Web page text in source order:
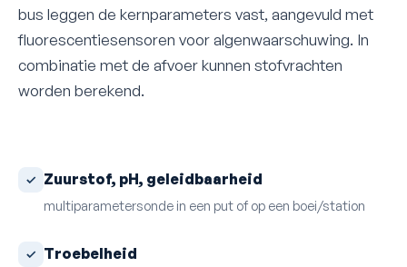
bus leggen de kernparameters vast, aangevuld met
fluorescentiesensoren voor algenwaarschuwing. In
combinatie met de afvoer kunnen stofvrachten
worden berekend.
Zuurstof, pH, geleidbaarheid
multiparametersonde in een put of op een boei/station
Troebelheid